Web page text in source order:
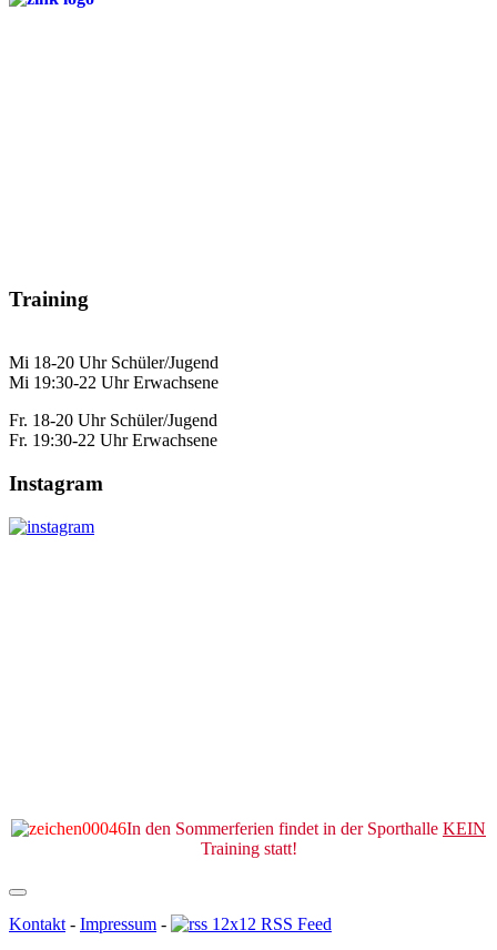
Training
Mi 18-20 Uhr Schüler/Jugend
Mi 19:30-22 Uhr Erwachsene
Fr. 18-20 Uhr Schüler/Jugend
Fr. 19:30-22 Uhr Erwachsene
Instagram
In den Sommerferien findet in der Sporthalle KEIN
Training statt!
Kontakt - Impressum - RSS Feed